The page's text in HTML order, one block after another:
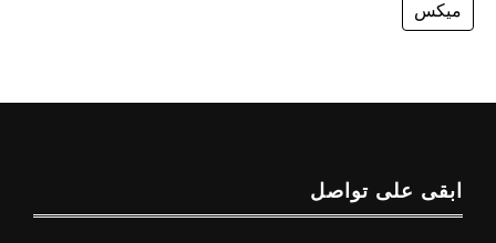
ميكس
ابقى على تواصل